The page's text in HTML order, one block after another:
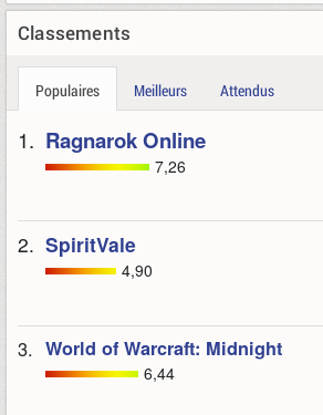
Classements
Populaires Meilleurs Attendus
1. Ragnarok Online
7,26
2. SpiritVale
4,90
3. World of Warcraft: Midnight
6,44